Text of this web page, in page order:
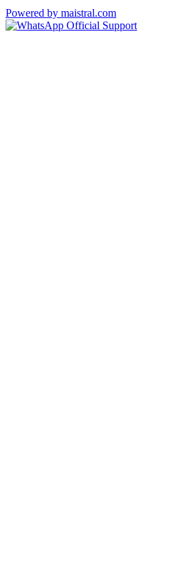
Powered by maistral.com